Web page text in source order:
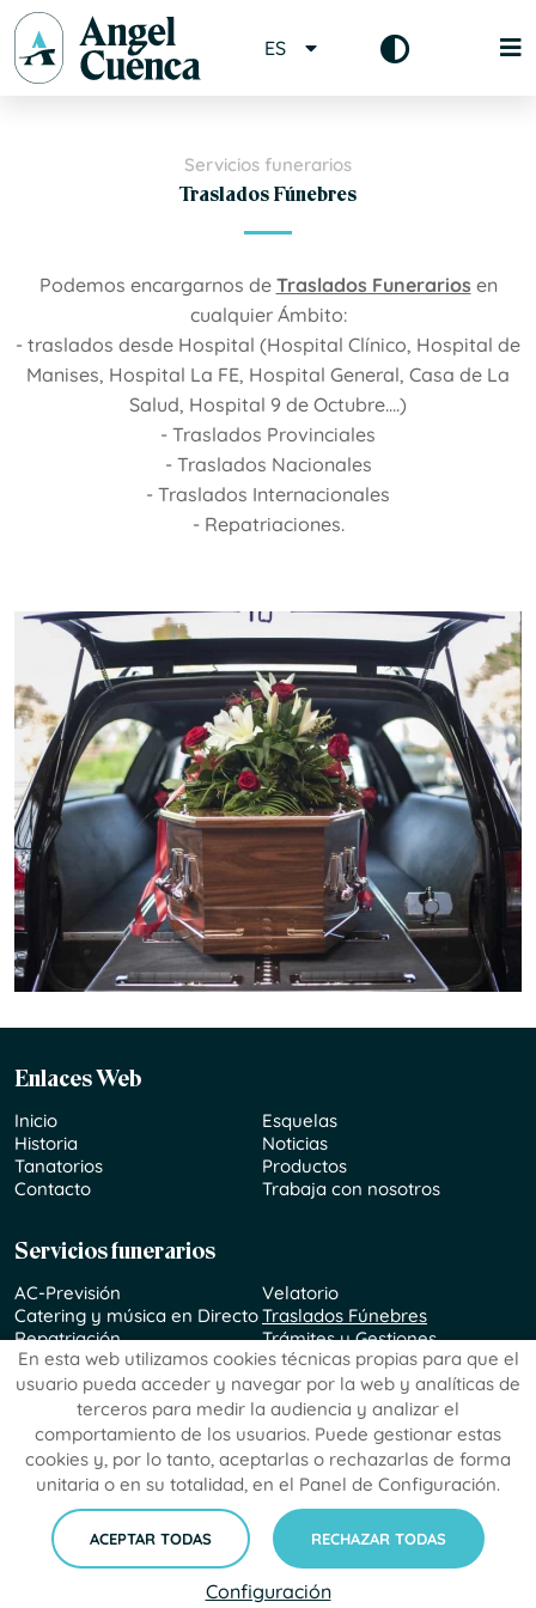
ES
Servicios funerarios
Traslados Fúnebres
Podemos encargarnos de Traslados Funerarios en
cualquier Ámbito:
- traslados desde Hospital (Hospital Clínico, Hospital de
Manises, Hospital La FE, Hospital General, Casa de La
Salud, Hospital 9 de Octubre....)
- Traslados Provinciales
- Traslados Nacionales
- Traslados Internacionales
- Repatriaciones.
En esta web utilizamos cookies técnicas propias para que el
usuario pueda acceder y navegar por la web y analíticas de
terceros para medir la audiencia y analizar el
comportamiento de los usuarios. Puede gestionar estas
cookies y, por lo tanto, aceptarlas o rechazarlas de forma
unitaria o en su totalidad, en el Panel de Configuración.
ACEPTAR TODAS RECHAZAR TODAS
Configuración
Enlaces Web
Inicio
Esquelas
Historia
Noticias
Tanatorios
Productos
Contacto
Trabaja con nosotros
Servicios funerarios
AC-Previsión
Velatorio
Catering y música en DirectoTraslados Fúnebres
Repatriación
Trámites y Gestiones
Incineración
Aviso Legal
Política de Privacidad de Datos
Política de Cookies
Configuración de Cookies
funerariaangelcuenca.com© 2023 - Diseño y programación
por edina.es